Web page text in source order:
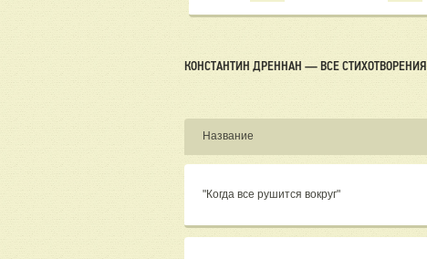
КОНСТАНТИН ДРЕННАН — ВСЕ СТИХОТВОРЕНИЯ
Название
"Когда все рушится вокруг"